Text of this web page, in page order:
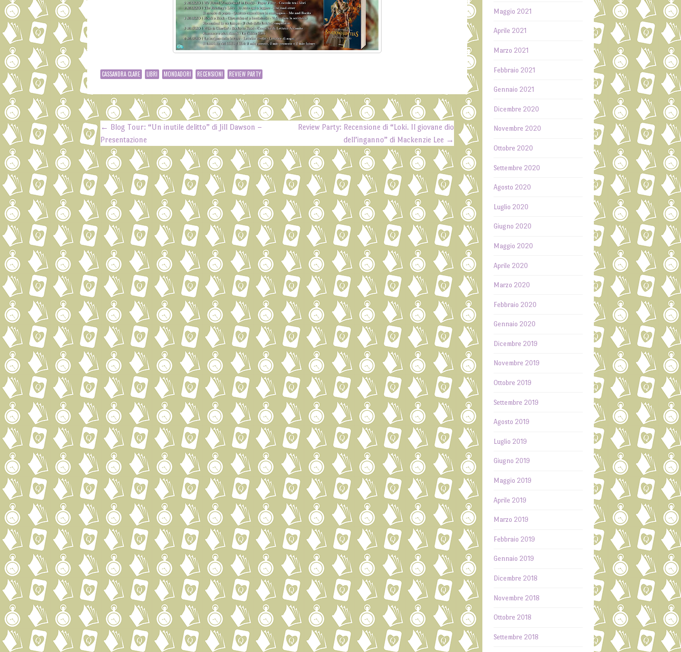
CASSANDRA CLARE LIBRI MONDADORI RECENSIONI REVIEW PARTY
Post navigation
← Blog Tour: “Un inutile delitto” di Jill Dawson –
Presentazione
Review Party: Recensione di “Loki. Il giovane dio
dell’inganno” di Mackenzie Lee →
Maggio 2021
Aprile 2021
Marzo 2021
Febbraio 2021
Gennaio 2021
Dicembre 2020
Novembre 2020
Ottobre 2020
Settembre 2020
Agosto 2020
Luglio 2020
Giugno 2020
Maggio 2020
Aprile 2020
Marzo 2020
Febbraio 2020
Gennaio 2020
Dicembre 2019
Novembre 2019
Ottobre 2019
Settembre 2019
Agosto 2019
Luglio 2019
Giugno 2019
Maggio 2019
Aprile 2019
Marzo 2019
Febbraio 2019
Gennaio 2019
Dicembre 2018
Novembre 2018
Ottobre 2018
Settembre 2018